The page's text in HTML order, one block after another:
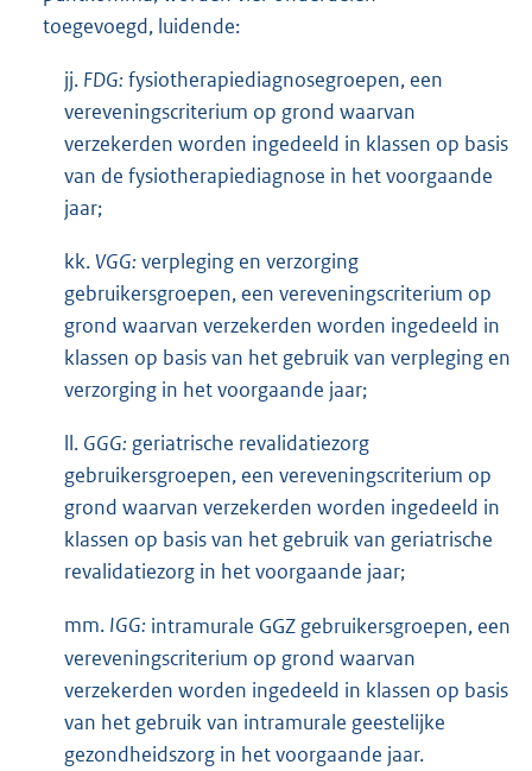
toegevoegd, luidende:
jj. FDG: fysiotherapiediagnosegroepen, een
vereveningscriterium op grond waarvan
verzekerden worden ingedeeld in klassen op basis
van de fysiotherapiediagnose in het voorgaande
jaar;
kk.VGG: verpleging en verzorging
gebruikersgroepen, een vereveningscriterium op
grond waarvan verzekerden worden ingedeeld in
klassen op basis van het gebruik van verpleging en
verzorging in het voorgaande jaar;
ll. GGG: geriatrische revalidatiezorg
gebruikersgroepen, een vereveningscriterium op
grond waarvan verzekerden worden ingedeeld in
klassen op basis van het gebruik van geriatrische
revalidatiezorg in het voorgaande jaar;
mm. IGG: intramurale GGZ gebruikersgroepen, een
vereveningscriterium op grond waarvan
verzekerden worden ingedeeld in klassen op basis
van het gebruik van intramurale geestelijke
gezondheidszorg in het voorgaande jaar.